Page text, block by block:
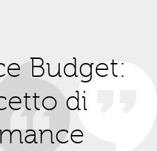
Budget:
di